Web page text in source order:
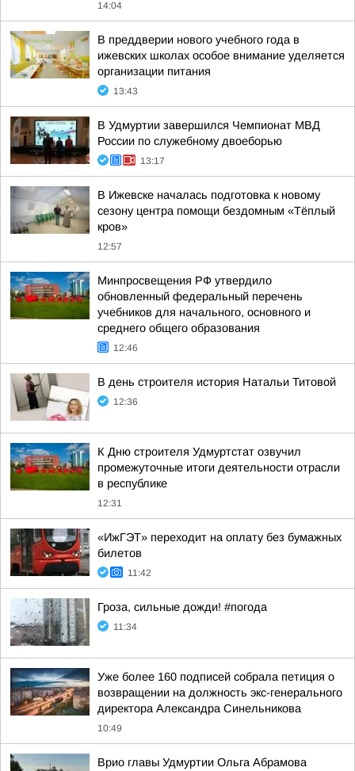
14:04
В преддверии нового учебного года в
ижевских школах особое внимание уделяется
организации питания
13:43
В Удмуртии завершился Чемпионат МВД
России по служебному двоеборью
13:17
В Ижевске началась подготовка к новому
сезону центра помощи бездомным «Тёплый
кров»
12:57
Минпросвещения РФ утвердило
обновленный федеральный перечень
учебников для начального, основного и
среднего общего образования
12:46
В день строителя история Натальи Титовой
12:36
К Дню строителя Удмуртстат озвучил
промежуточные итоги деятельности отрасли
в республике
12:31
«ИжГЭТ» переходит на оплату без бумажных
билетов
11:42
Гроза, сильные дожди! #погода
11:34
Уже более 160 подписей собрала петиция о
возвращении на должность экс-генерального
директора Александра Синельникова
10:49
Врио главы Удмуртии Ольга Абрамова